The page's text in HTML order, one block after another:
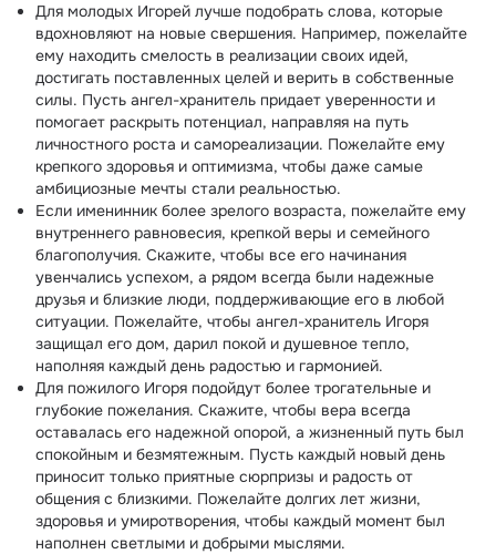
Для молодых Игорей лучше подобрать слова, которые
вдохновляют на новые свершения. Например, пожелайте
ему находить смелость в реализации своих идей,
достигать поставленных целей и верить в собственные
силы. Пусть ангел-хранитель придает уверенности и
помогает раскрыть потенциал, направляя на путь
личностного роста и самореализации. Пожелайте ему
крепкого здоровья и оптимизма, чтобы даже самые
амбициозные мечты стали реальностью.
Если именинник более зрелого возраста, пожелайте ему
внутреннего равновесия, крепкой веры и семейного
благополучия. Скажите, чтобы все его начинания
увенчались успехом, а рядом всегда были надежные
друзья и близкие люди, поддерживающие его в любой
ситуации. Пожелайте, чтобы ангел-хранитель Игоря
защищал его дом, дарил покой и душевное тепло,
наполняя каждый день радостью и гармонией.
Для пожилого Игоря подойдут более трогательные и
глубокие пожелания. Скажите, чтобы вера всегда
оставалась его надежной опорой, а жизненный путь был
спокойным и безмятежным. Пусть каждый новый день
приносит только приятные сюрпризы и радость от
общения с близкими. Пожелайте долгих лет жизни,
здоровья и умиротворения, чтобы каждый момент был
наполнен светлыми и добрыми мыслями.